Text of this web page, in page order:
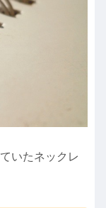
いたネックレ